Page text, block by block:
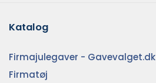
Katalog
Firmajulegaver - Gavevalget.dk
Firmatøj